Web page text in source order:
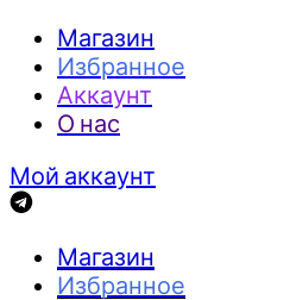
Магазин
Избранное
Аккаунт
О нас
Мой аккаунт
Магазин
Избранное